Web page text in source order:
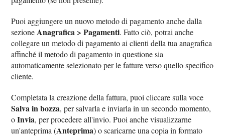
Puoi aggiungere un nuovo metodo di pagamento anche dalla
sezioneAnagrafica > Pagamenti. Fatto ciò, potrai anche
collegare un metodo di pagamento ai clienti della tua anagrafica
affinché il metodo di pagamento in questione sia
automaticamente selezionato per le fatture verso quello specifico
cliente.
Completata la creazione della fattura, puoi cliccare sulla voce
Salva in bozza, per salvarla e inviarla in un secondo momento,
oInvia, per procedere all'invio. Puoi anche visualizzarne
un'anteprima (Anteprima) o scaricarne una copia in formato